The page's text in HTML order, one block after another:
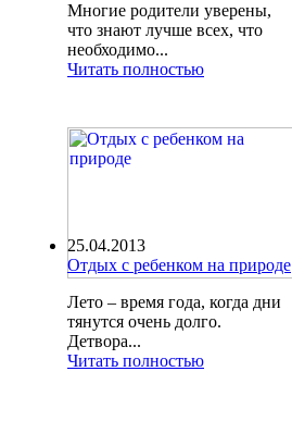
Многие родители уверены,
что знают лучше всех, что
необходимо...
Читать полностью
25.04.2013
Отдых с ребенком на природе
Лето – время года, когда дни
тянутся очень долго.
Детвора...
Читать полностью